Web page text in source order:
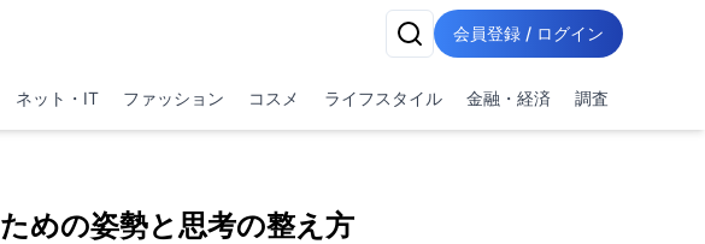
会員登録 / ログイン
ネット・IT ファッション コスメ ライフスタイル 金融・経済 調査
めの姿勢と思考の整え方